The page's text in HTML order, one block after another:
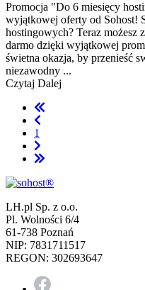
Promocja "Do 6 miesięcy
wyjątkowej oferty od Sohost!
hostingowych? Teraz możesz
darmo dzięki wyjątkowej
świetna okazja, by przenieść
niezawodny ...
Czytaj Dalej
1
LH.pl Sp. z o.o.
Pl. Wolności 6/4
61-738 Poznań
NIP: 7831711517
REGON: 302693647